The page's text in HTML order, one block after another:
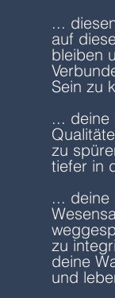
...
auf
bleiben
Sein zu
... deine
zu
tiefer in
... deine
zu
deine
und